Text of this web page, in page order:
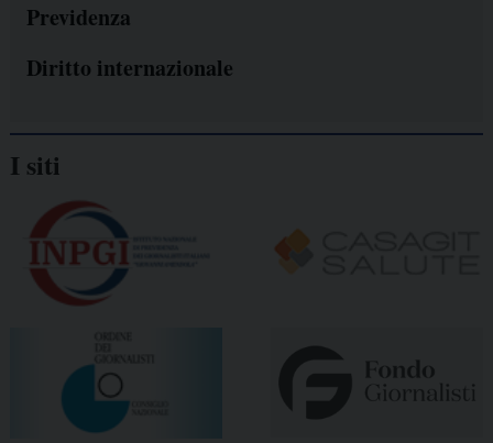
Previdenza
Diritto internazionale
I siti